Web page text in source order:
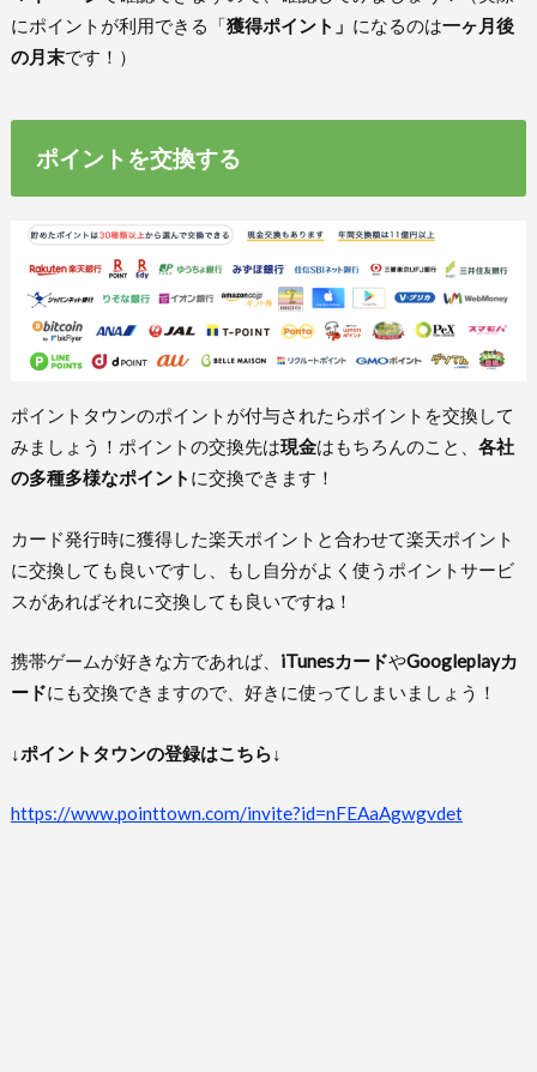
にポイントが利用できる「獲得ポイント」 になるのは一ヶ月後
の月末です！）
ポイントを交換する
ポイントタウンのポイントが付与されたらポイントを交換して
みましょう！ポイントの交換先は現金はもちろんのこと、 各社
の多種多様なポイント に交換できます！
カード発行時に獲得した楽天ポイントと合わせて楽天ポイント
に交換しても良いですし、もし自分がよく使うポイントサービ
スがあればそれに交換しても良いですね！
携帯ゲームが好きな方であれば、 iTunesカードやGoogleplayカ
ードにも交換できますので、好きに使ってしまいましょう！
↓ポイントタウンの登録はこちら↓
https://www.pointtown.com/invite?id=nFEAaAgwgvdet